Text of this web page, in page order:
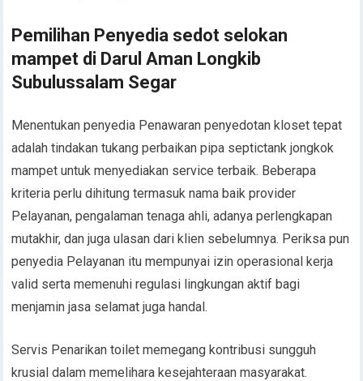
Pemilihan Penyedia sedot selokan
mampet di Darul Aman Longkib
Subulussalam Segar
Menentukan penyedia Penawaran penyedotan kloset tepat
adalah tindakan tukang perbaikan pipa septictank jongkok
mampet untuk menyediakan service terbaik. Beberapa
kriteria perlu dihitung termasuk nama baik provider
Pelayanan, pengalaman tenaga ahli, adanya perlengkapan
mutakhir, dan juga ulasan dari klien sebelumnya. Periksa pun
penyedia Pelayanan itu mempunyai izin operasional kerja
valid serta memenuhi regulasi lingkungan aktif bagi
menjamin jasa selamat juga handal.
Servis Penarikan toilet memegang kontribusi sungguh
krusial dalam memelihara kesejahteraan masyarakat.